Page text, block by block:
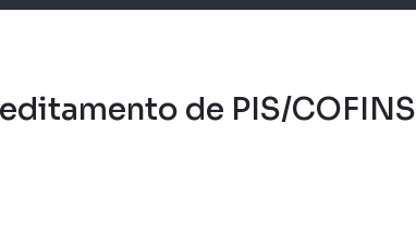
de PIS/COFINS